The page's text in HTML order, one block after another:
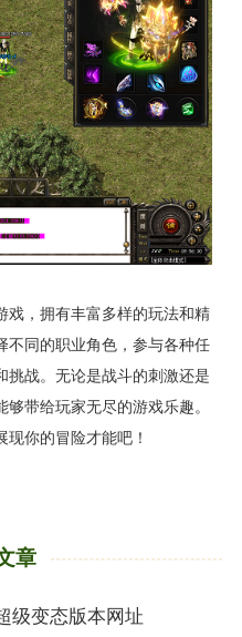
戏，拥有丰富多样的玩法和精
不同的职业角色，参与各种任
挑战。无论是战斗的刺激还是
带给玩家无尽的游戏乐趣。
你的冒险才能吧！
章
级变态版本网址